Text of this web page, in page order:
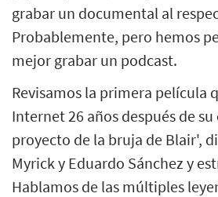
grabar un documental al
Probablemente, pero hemos
mejor grabar un podcast.
Revisamos la primera película
Internet 26 años después de
proyecto de la bruja de Blair',
Myrick y Eduardo Sánchez y
Hablamos de las múltiples